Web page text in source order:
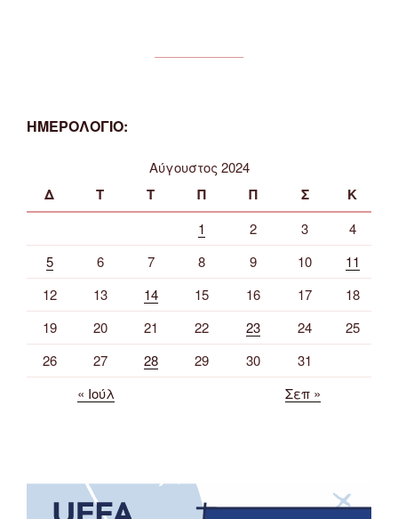
ΗΜΕΡΟΛΟΓΙΟ:
Αύγουστος 2024
Δ Τ Τ Π Π Σ Κ
1 2 3
4
5
6 7 8 9 10
11
12
13 14 15 16 17
18
19
20 21 22 23 24
25
26
27 28 29 30
31
« Ιούλ
Σεπ »